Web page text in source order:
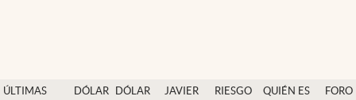
ÚLTIMAS
DÓLAR
DÓLAR
JAVIER
RIESGO
QUIÉN ES
FORO
Dólar